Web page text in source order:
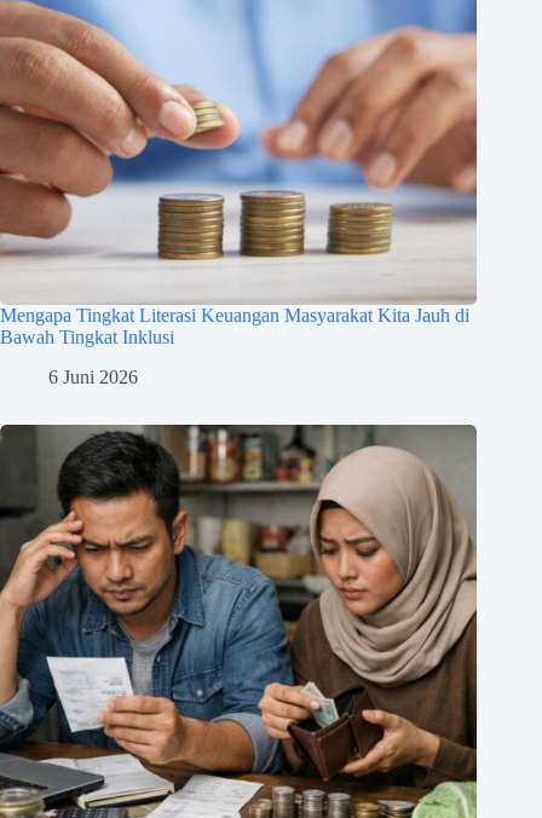
Mengapa Tingkat Literasi Keuangan Masyarakat Kita Jauh di
Bawah Tingkat Inklusi
6 Juni 2026